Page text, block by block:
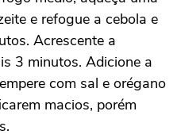
e refogue a cebola e
Acrescente a
3 minutos. Adicione a
com sal e orégano
macios, porém